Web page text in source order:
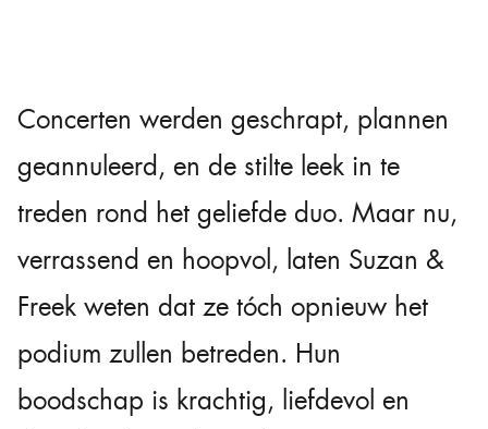
Concerten werden geschrapt, plannen
geannuleerd, en de stilte leek in te
treden rond het geliefde duo. Maar nu,
verrassend en hoopvol, laten Suzan &
Freek weten dat ze tóch opnieuw het
podium zullen betreden. Hun
boodschap is krachtig, liefdevol en